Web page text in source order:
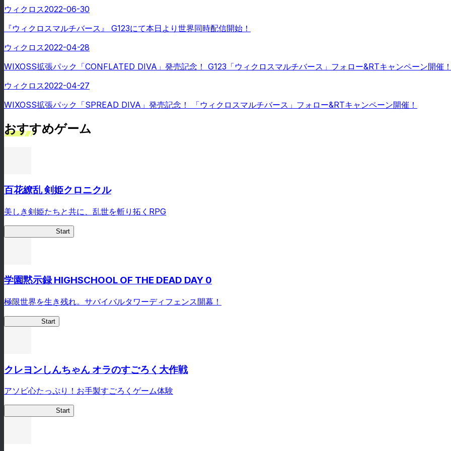
ウィクロス2022-06-30
『ウィクロスマルチバース』 G123にて本日より世界同時配信開始！
ウィクロス2022-04-28
WIXOSS拡張パック「CONFLATED DIVA」発売記念！ G123「ウィクロスマルチバース」フォロー&RTキャンペーン開催
ウィクロス2022-04-27
WIXOSS拡張パック「SPREAD DIVA」発売記念！ 「ウィクロスマルチバース」フォロー&RTキャンペーン開催！
おすすめゲーム
百花繚乱 剣姫クロニクル
美しき剣姫たちと共に、乱世を斬り拓くRPG
Start
学園黙示録 HIGHSCHOOL OF THE DEAD DAY 0
極限世界を生き残れ。サバイバルタワーディフェンス開幕！
Start
クレヨンしんちゃん オラのすごろく大作戦
アソビ心たっぷり！お手製すごろくゲーム体験
Start